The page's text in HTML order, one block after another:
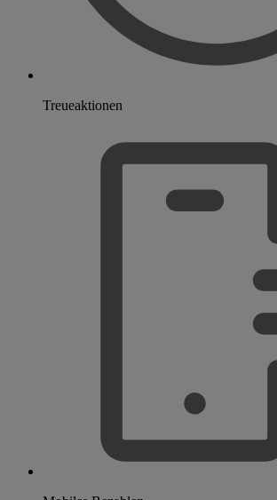
Treueaktionen